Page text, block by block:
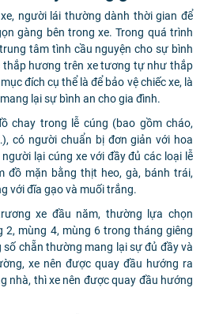
người lái thường dành thời gian để
gàng bên trong xe. Trong quá trình
tâm tình cầu nguyện cho sự bình
thắp hương trên xe tương tự như thắp
đích cụ thể là để bảo vệ chiếc xe, là
lại sự bình an cho gia đình.
chay trong lễ cúng (bao gồm cháo,
có người chuẩn bị đơn giản với hoa
lại cúng xe với đầy đủ các loại lễ
đồ mặn bằng thịt heo, gà, bánh trái,
với đĩa gạo và muối trắng.
xe đầu năm, thường lựa chọn
2, mùng 4, mùng 6 trong tháng giêng
số chẵn thường mang lại sự đủ đầy và
xe nên được quay đầu hướng ra
nhà, thì xe nên được quay đầu hướng